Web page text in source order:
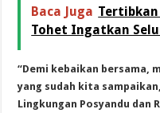
Baca Juga
Tohet Ingatkan
“Demi kebaikan bersama,
yang sudah kita
Lingkungan Posyandu dan